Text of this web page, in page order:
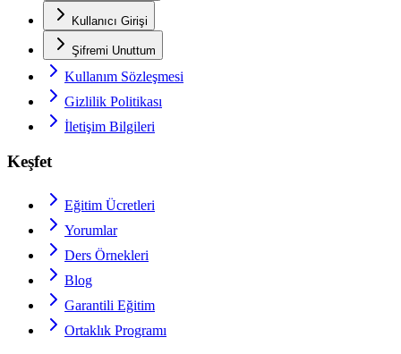
Kullanıcı Girişi
Şifremi Unuttum
Kullanım Sözleşmesi
Gizlilik Politikası
İletişim Bilgileri
Keşfet
Eğitim Ücretleri
Yorumlar
Ders Örnekleri
Blog
Garantili Eğitim
Ortaklık Programı